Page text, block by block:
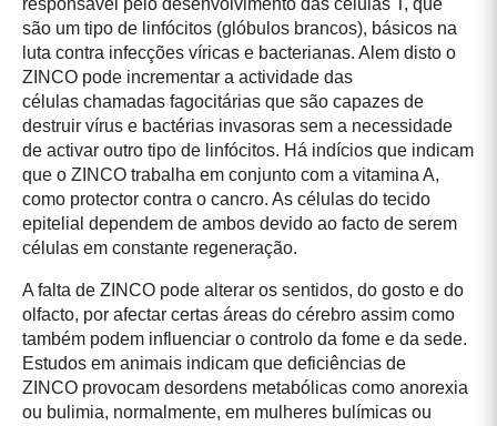
responsável pelo desenvolvimento das células T, que
são um tipo de linfócitos (glóbulos brancos), básicos na
luta contra infecções víricas e bacterianas. Alem disto o
ZINCO pode incrementar a actividade das
células chamadas fagocitárias que são capazes de
destruir vírus e bactérias invasoras sem a necessidade
de activar outro tipo de linfócitos. Há indícios que indicam
que o ZINCO trabalha em conjunto com a vitamina A,
como protector contra o cancro. As células do tecido
epitelial dependem de ambos devido ao facto de serem
células em constante regeneração.
A falta de ZINCO pode alterar os sentidos, do gosto e do
olfacto, por afectar certas áreas do cérebro assim como
também podem influenciar o controlo da fome e da sede.
Estudos em animais indicam que deficiências de
ZINCO provocam desordens metabólicas como anorexia
ou bulimia, normalmente, em mulheres bulímicas ou